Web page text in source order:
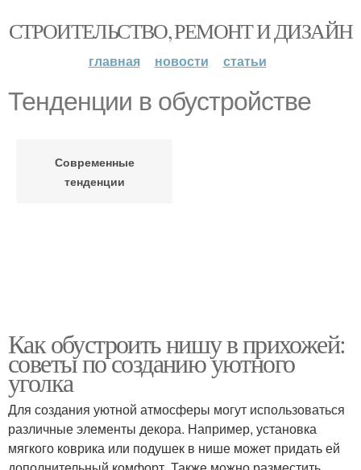
СТРОИТЕЛЬСТВО, РЕМОНТ И ДИЗАЙН
главная новости статьи
Тенденции в обустройстве
Современные
тенденции
Как обустроить нишу в прихожей:
советы по созданию уютного
уголка
Для создания уютной атмосферы могут использоваться
различные элементы декора. Например, установка
мягкого коврика или подушек в нише может придать ей